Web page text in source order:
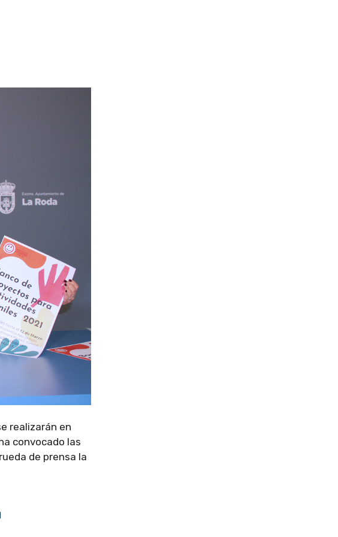
realizarán en
convocado las
de prensa la